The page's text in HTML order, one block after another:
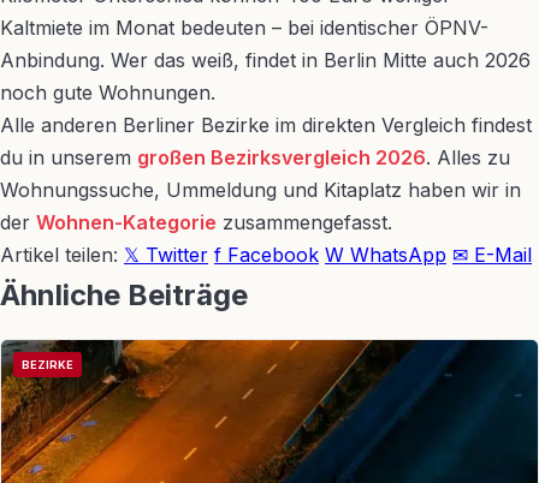
Kaltmiete im Monat bedeuten – bei identischer ÖPNV-
Anbindung. Wer das weiß, findet in Berlin Mitte auch 2026
noch gute Wohnungen.
Alle anderen Berliner Bezirke im direkten Vergleich findest
du in unserem großen Bezirksvergleich 2026. Alles zu
Wohnungssuche, Ummeldung und Kitaplatz haben wir in
der Wohnen-Kategorie zusammengefasst.
Artikel teilen: 𝕏 Twitter f Facebook W WhatsApp ✉ E-Mail
Ähnliche Beiträge
BEZIRKE